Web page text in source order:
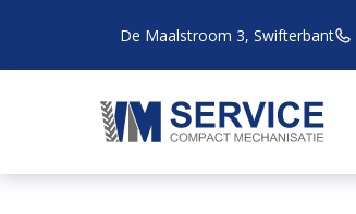
De Maalstroom 3, Swifterbant